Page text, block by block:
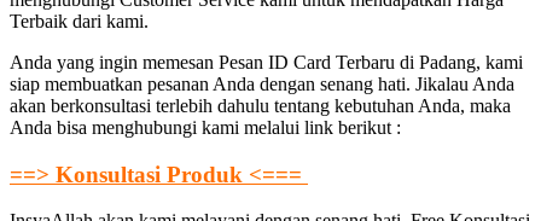
Terbaik dari kami.
Anda yang ingin memesan Pesan ID Card Terbaru di Padang, kami
siap membuatkan pesanan Anda dengan senang hati. Jikalau Anda
akan berkonsultasi terlebih dahulu tentang kebutuhan Anda, maka
Anda bisa menghubungi kami melalui link berikut :
==> Konsultasi Produk <===